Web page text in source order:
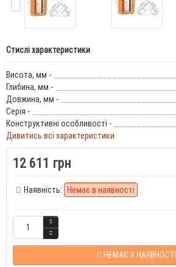
Стислі характеристики
Висота, мм -
Глибина, мм -
Довжина, мм -
Серія -
Конструктивні особливості -
Дивитись всі характеристики
12 611 грн
Наявність: Немає в наявності
НЕМАЄ В НАЯВНОСТІ